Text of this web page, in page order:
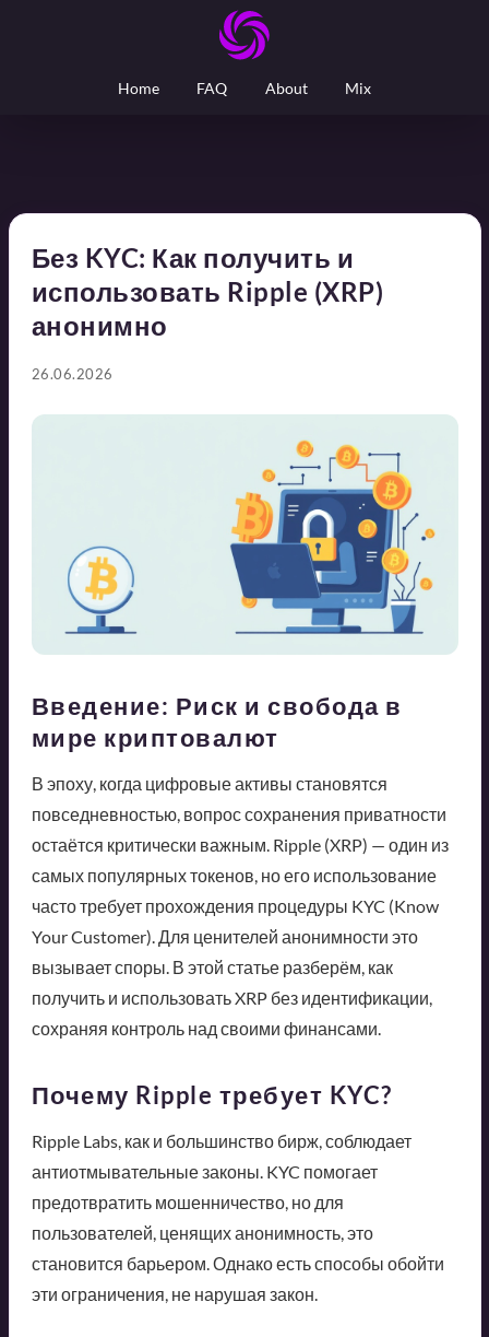
Home FAQ About Mix
Без KYC: Как получить и
использовать Ripple (XRP)
анонимно
26.06.2026
Введение: Риск и свобода в
мире криптовалют
В эпоху, когда цифровые активы становятся
повседневностью, вопрос сохранения приватности
остаётся критически важным. Ripple (XRP) — один из
самых популярных токенов, но его использование
часто требует прохождения процедуры KYC (Know
Your Customer). Для ценителей анонимности это
вызывает споры. В этой статье разберём, как
получить и использовать XRP без идентификации,
сохраняя контроль над своими финансами.
Почему Ripple требует KYC?
Ripple Labs, как и большинство бирж, соблюдает
антиотмывательные законы. KYC помогает
предотвратить мошенничество, но для
пользователей, ценящих анонимность, это
становится барьером. Однако есть способы обойти
эти ограничения, не нарушая закон.